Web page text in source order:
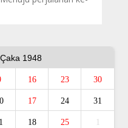
1948
16 23 30
17 24 31
18 25